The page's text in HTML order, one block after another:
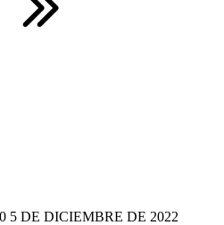
5 DE DICIEMBRE DE 2022